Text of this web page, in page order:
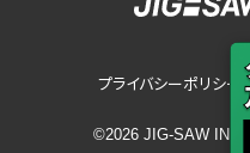
プライバシーポリシー
©2026 JIG-SAW INC.